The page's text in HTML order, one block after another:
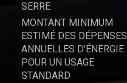
SERRE
MONTANT MINIMUM
ESTIMÉ DES DÉPENSES
ANNUELLES D'ÉNERGIE
POUR UN USAGE
STANDARD